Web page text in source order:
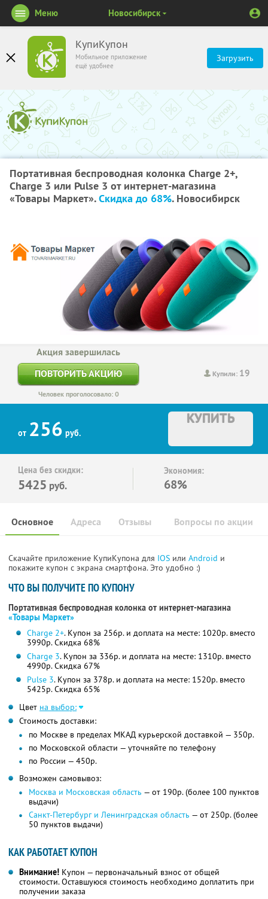
КупиКупон
Мобильное приложение
ещё удобнее
Загрузить
Меню Новосибирск
Портативная беспроводная колонка Charge 2+,
Charge 3 или Pulse 3 от интернет-магазина
«Товары Маркет».Скидка до 68%. Новосибирск
Купили: 19
Акция завершилась
ПОВТОРИТЬ АКЦИЮ
Человек проголосовало: 0
от 256 руб.
КУПИТЬ
Цена без скидки:
5425 руб.
Экономия:
68%
Основное Отзывы Вопросы по акции
Адреса
Скачайте приложение КупиКупона для IOS или Android и
покажите купон с экрана смартфона. Это удобно :)
ЧТО ВЫ ПОЛУЧИТЕ ПО КУПОНУ
Портативная беспроводная колонка от интернет-магазина
«Товары Маркет»
Charge 2+. Купон за 256р. и доплата на месте: 1020р. вместо
3990р. Скидка 68%
Charge 3. Купон за 336р. и доплата на месте: 1310р. вместо
4990р. Скидка 67%
Pulse 3. Купон за 378р. и доплата на месте: 1520р. вместо
5425р. Скидка 65%
Цвет на выбор:
Стоимость доставки:
по Москве в пределах МКАД курьерской доставкой — 350р.
по Московской области — уточняйте по телефону
по России — 450р.
Возможен самовывоз:
Москва и Московская область — от 190р. (более 100 пунктов
выдачи)
Санкт-Петербург и Ленинградская область — от 250р. (более
50 пунктов выдачи)
КАК РАБОТАЕТ КУПОН
Внимание! Купон — первоначальный взнос от общей
стоимости. Оставшуюся стоимость необходимо доплатить при
получении заказа